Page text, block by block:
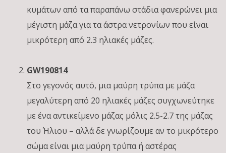
κυμάτων από τα παραπάνω στάδια φανερώνει μια
μέγιστη μάζα για τα άστρα νετρονίων που είναι
μικρότερη από 2.3 ηλιακές μάζες.
GW190814
Στο γεγονός αυτό, μια μαύρη τρύπα με μάζα
μεγαλύτερη από 20 ηλιακές μάζες συγχωνεύτηκε
με ένα αντικείμενο μάζας μόλις 2.5-2.7 της μάζας
του Ήλιου – αλλά δε γνωρίζουμε αν το μικρότερο
σώμα είναι μια μαύρη τρύπα ή αστέρας